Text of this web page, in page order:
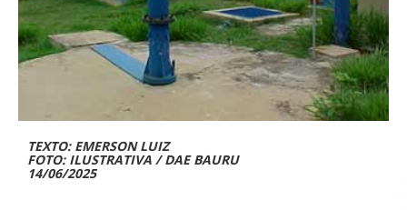
TEXTO: EMERSON LUIZ
FOTO: ILUSTRATIVA / DAE BAURU
14/06/2025